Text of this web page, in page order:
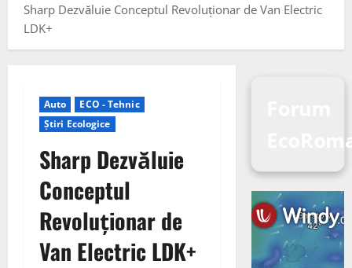
Sharp Dezvăluie Conceptul Revoluționar de Van Electric
LDK+
Auto
ECO - Tehnic
Știri Ecologice
Sharp Dezvăluie
Conceptul
Revoluționar de
Van Electric LDK+